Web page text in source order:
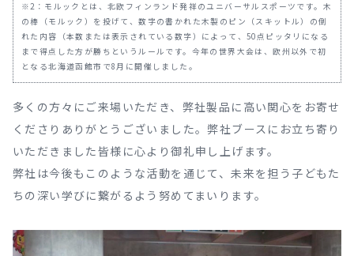
※2：モルックとは、北欧フィンランド発祥のユニバーサルスポーツです。木
の棒（モルック）を投げて、数字の書かれた木製のピン（スキットル）の倒
れた内容（本数または表示されている数字）によって、50点ピッタリになる
まで得点した方が勝ちというルールです。今年の世界大会は、欧州以外で初
となる北海道函館市で8月に開催しました。
多くの方々にご来場いただき、弊社製品に高い関心をお寄せ
くださりありがとうございました。弊社ブースにお立ち寄り
いただきました皆様に心より御礼申し上げます。
弊社は今後もこのような活動を通じて、未来を担う子どもた
ちの深い学びに繋がるよう努めてまいります。